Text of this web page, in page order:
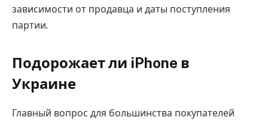
зависимости от продавца и даты поступления
партии.
Подорожает ли iPhone в
Украине
Главный вопрос для большинства покупателей